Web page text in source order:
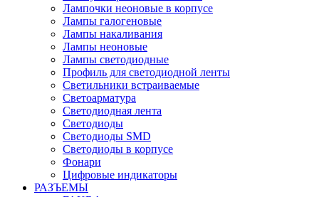
Лампочки неоновые в корпусе
Лампы галогеновые
Лампы накаливания
Лампы неоновые
Лампы светодиодные
Профиль для светодиодной ленты
Светильники встраиваемые
Светоарматура
Светодиодная лента
Светодиоды
Светодиоды SMD
Светодиоды в корпусе
Фонари
Цифровые индикаторы
РАЗЪЕМЫ